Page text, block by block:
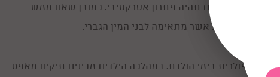
הכנת תכשיטים תהיה פתרון אטרקטיבי. כמובן שאם ממש
סדנה נוספת אשר מתאימה לבני המין הגברי.
פופולרית בימי הולדת. במהלכה הילדים מכינים תיקים מאפס